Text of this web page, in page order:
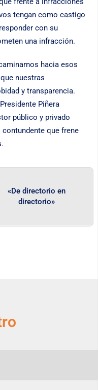
tengan como castigo
con su
una infracción.
hacia esos
nuestras
y transparencia.
Piñera
público y privado
contundente que frene
«De directorio en
directorio»